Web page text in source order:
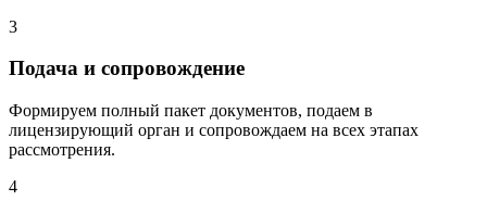
3
Подача и сопровождение
Формируем полный пакет документов, подаем в
лицензирующий орган и сопровождаем на всех этапах
рассмотрения.
4